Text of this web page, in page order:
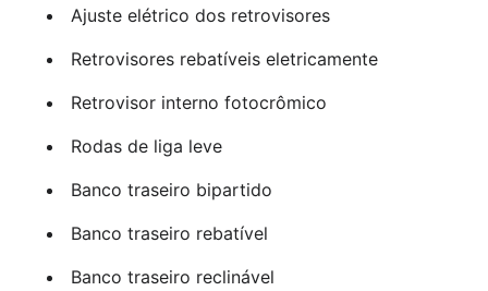
Ajuste elétrico dos retrovisores
Retrovisores rebatíveis eletricamente
Retrovisor interno fotocrômico
Rodas de liga leve
Banco traseiro bipartido
Banco traseiro rebatível
Banco traseiro reclinável